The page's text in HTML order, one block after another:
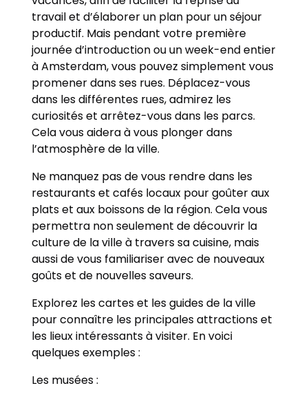
travail et d’élaborer un plan pour un séjour
productif. Mais pendant votre première
journée d’introduction ou un week-end entier
à Amsterdam, vous pouvez simplement vous
promener dans ses rues. Déplacez-vous
dans les différentes rues, admirez les
curiosités et arrêtez-vous dans les parcs.
Cela vous aidera à vous plonger dans
l’atmosphère de la ville.
Ne manquez pas de vous rendre dans les
restaurants et cafés locaux pour goûter aux
plats et aux boissons de la région. Cela vous
permettra non seulement de découvrir la
culture de la ville à travers sa cuisine, mais
aussi de vous familiariser avec de nouveaux
goûts et de nouvelles saveurs.
Explorez les cartes et les guides de la ville
pour connaître les principales attractions et
les lieux intéressants à visiter. En voici
quelques exemples :
Les musées :